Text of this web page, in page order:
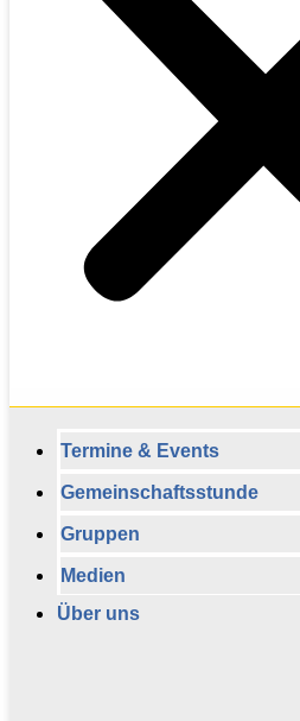
Termine & Events
Gemeinschaftsstunde
Gruppen
Medien
Über uns